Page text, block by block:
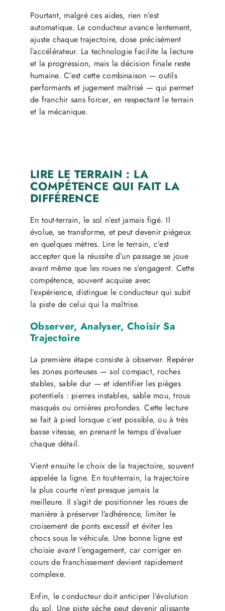
Pourtant, malgré ces aides, rien n’est
automatique. Le conducteur avance lentement,
ajuste chaque trajectoire, dose précisément
l’accélérateur. La technologie facilite la lecture
et la progression, mais la décision finale reste
humaine. C’est cette combinaison — outils
performants et jugement maîtrisé — qui permet
de franchir sans forcer, en respectant le terrain
et la mécanique.
LIRE LE TERRAIN : LA
COMPÉTENCE QUI FAIT LA
DIFFÉRENCE
En tout-terrain, le sol n’est jamais figé. Il
évolue, se transforme, et peut devenir piégeux
en quelques mètres. Lire le terrain, c’est
accepter que la réussite d’un passage se joue
avant même que les roues ne s’engagent. Cette
compétence, souvent acquise avec
l’expérience, distingue le conducteur qui subit
la piste de celui qui la maîtrise.
Observer, Analyser, Choisir Sa
Trajectoire
La première étape consiste à observer. Repérer
les zones porteuses — sol compact, roches
stables, sable dur — et identifier les pièges
potentiels : pierres instables, sable mou, trous
masqués ou ornières profondes. Cette lecture
se fait à pied lorsque c’est possible, ou à très
basse vitesse, en prenant le temps d’évaluer
chaque détail.
Vient ensuite le choix de la trajectoire, souvent
appelée la ligne. En tout-terrain, la trajectoire
la plus courte n’est presque jamais la
meilleure. Il s’agit de positionner les roues de
manière à préserver l’adhérence, limiter le
croisement de ponts excessif et éviter les
chocs sous le véhicule. Une bonne ligne est
choisie avant l’engagement, car corriger en
cours de franchissement devient rapidement
complexe.
Enfin, le conducteur doit anticiper l’évolution
du sol. Une piste sèche peut devenir glissante